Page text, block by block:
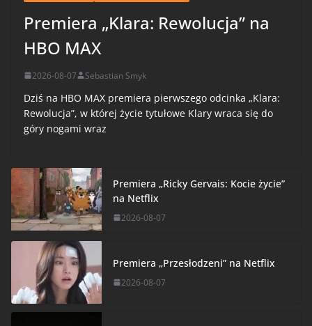
Premiera „Klara: Rewolucja” na
HBO MAX
2026-08-07 Sebastian Smyk
Dziś na HBO MAX premiera pierwszego odcinka „Klara:
Rewolucja”, w której życie tytułowe Klary wraca się do
góry nogami wraz
Premiera „Ricky Gervais: Kocie życie”
na Netflix
2026-08-07
Premiera „Przesłodzeni” na Netflix
2026-08-07